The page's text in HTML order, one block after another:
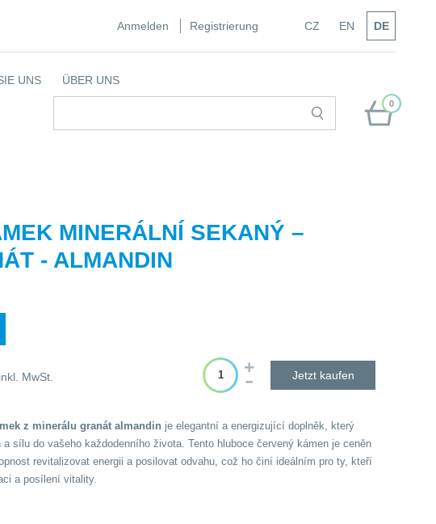
Anmelden Registrierung CZ EN DE
UNS ÜBER UNS
0
MINERÁLNÍ SEKANÝ –
- ALMANDIN
inkl. MwSt. Jetzt kaufen
z minerálu granát almandin je elegantní a energizující doplněk, který
a sílu do vašeho každodenního života. Tento hluboce červený kámen je ceněn
revitalizovat energii a posilovat odvahu, což ho činí ideálním pro ty, kteří
a posílení vitality.